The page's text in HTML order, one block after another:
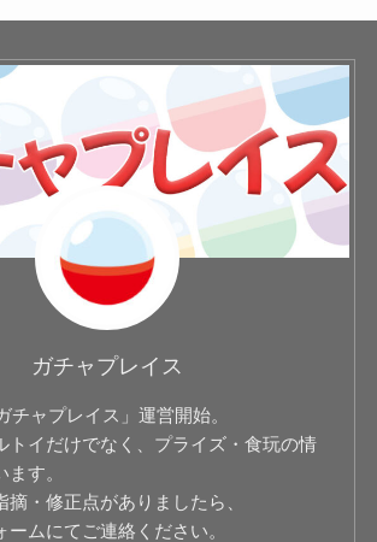
ガチャプレイス
チャプレイス」運営開始。
トイだけでなく、プライズ・食玩の情
す。
摘・修正点がありましたら、
ームにてご連絡ください。